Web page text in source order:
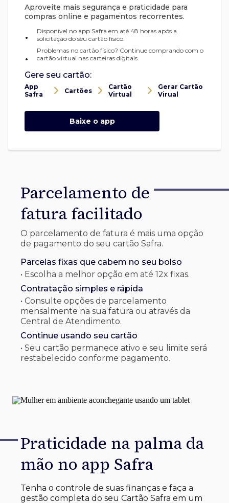
Aproveite mais segurança e praticidade para
compras online e pagamentos recorrentes.
•
Disponível no app Safra em até 48 horas após a
solicitação do seu cartão físico.
•
Problemas no cartão físico? Continue comprando com o
cartão virtual nas carteiras digitais.
Gere seu cartão:
App
Safra
Cartões
Cartão
Virtual
Gerar Cartão
Virual
Baixe o app
Parcelamento de
fatura facilitado
O parcelamento de fatura é mais uma opção
de pagamento do seu cartão Safra.
Parcelas fixas que cabem no seu bolso
• Escolha a melhor opção em até 12x fixas.
Contratação simples e rápida
• Consulte opções de parcelamento
mensalmente na sua fatura ou através da
Central de Atendimento.
Continue usando seu cartão
• Seu cartão permanece ativo e seu limite será
restabelecido conforme pagamento.
Praticidade na palma da
mão no app Safra
Tenha o controle de suas finanças e faça a
gestão completa do seu Cartão Safra em um